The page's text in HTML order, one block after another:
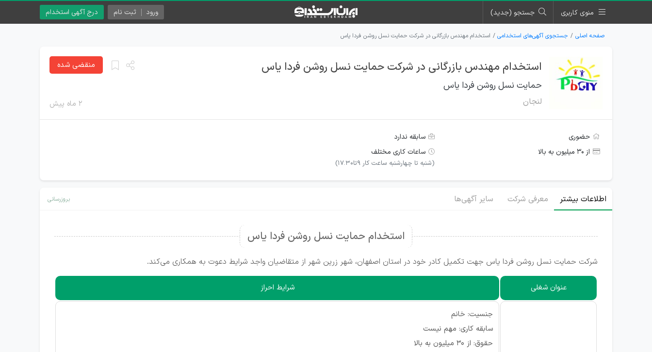
منوی کاربری جستجو (جدید) درج آگهی استخدام ورود ثبت نام
صفحه اصلی جستجوی آگهی‌های استخدامی استخدام مهندس بازرگانی در شرکت حمایت نسل روشن فردا یاس
استخدام مهندس بازرگانی در شرکت حمایت نسل روشن فردا یاس
حمایت نسل روشن فردا یاس
لنجان ۲ ماه پیش
منقضی شده
حضوری
سابقه ندارد
از ۳۰ میلیون به بالا
ساعات کاری مختلف
(شنبه تا چهارشنبه ساعت کار ۹تا۱۷.۳۰)
اطلاعات بیشتر معرفی شرکت سایر آگهی‌ها بروزرسانی
استخدام حمایت نسل روشن فردا یاس
شرکت حمایت نسل روشن فردا یاس جهت تکمیل کادر خود در استان اصفهان، شهر زرین شهر از متقاضیان واجد شرایط دعوت به همکاری می‌کند.
عنوان شغلی شرایط احراز
جنسیت: خانم
سابقه کاری: مهم نیست
حقوق: از ۳۰ میلیون به بالا